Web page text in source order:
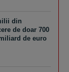
din
de doar 700
de euro